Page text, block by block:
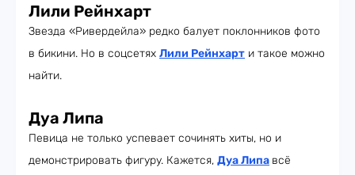
Лили Рейнхарт
Звезда «Ривердейла» редко балует поклонников фото
в бикини. Но в соцсетях Лили Рейнхарт и такое можно
найти.
Дуа Липа
Певица не только успевает сочинять хиты, но и
демонстрировать фигуру. Кажется, Дуа Липа всё